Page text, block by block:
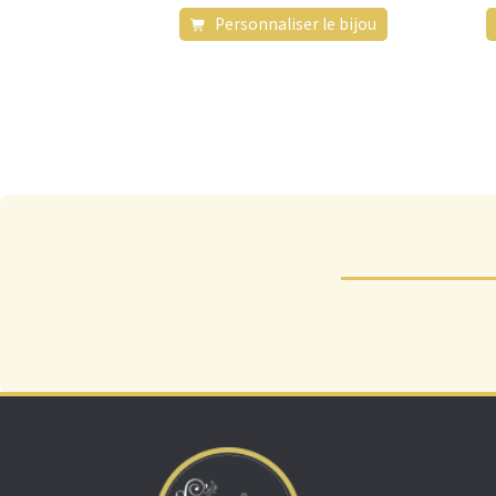
Personnaliser le bijou